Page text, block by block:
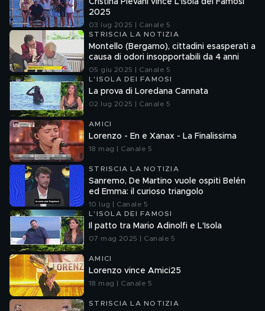
Cristina Plevani vince L'Isola dei Famosi
2025
03 lug 2025 | Canale 5
STRISCIA LA NOTIZIA
Montello (Bergamo), cittadini esasperati a
causa di odori insopportabili da 4 anni
05 giu 2025 | Canale 5
L'ISOLA DEI FAMOSI
La prova di Loredana Cannata
02 lug 2025 | Canale 5
AMICI
Lorenzo - En e Xanax - La Finalissima
18 mag | Canale 5
STRISCIA LA NOTIZIA
Sanremo, De Martino vuole ospiti Belén
ed Emma: il curioso triangolo
10 lug | Canale 5
L'ISOLA DEI FAMOSI
Il patto tra Mario Adinolfi e L'Isola
07 mag 2025 | Canale 5
AMICI
Lorenzo vince Amici25
18 mag | Canale 5
STRISCIA LA NOTIZIA